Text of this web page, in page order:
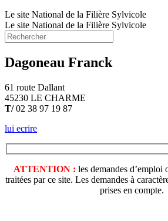
Le site National de la Filière Sylvicole
Le site National de la Filière Sylvicole
Dagoneau Franck
61 route Dallant
45230 LE CHARME
T/02 38 97 19 87
lui ecrire
ATTENTION : les demandes d’emploi
traitées par ce site. Les demandes à
prises en compte.